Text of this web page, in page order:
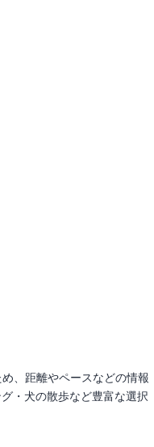
、距離やペースなどの情報
・犬の散歩など豊富な選択